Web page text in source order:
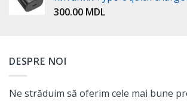
300.00 MDL
DESPRE NOI
Ne străduim să oferim cele mai bune